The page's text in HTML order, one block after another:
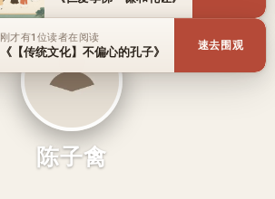
陈子禽
刚才有1位读者在阅读
《【传统文化】不偏心的孔子》 速去围观